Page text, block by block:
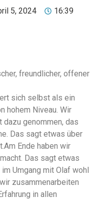
5, 2024
16:39
freundlicher, offener
sich selbst als ein
hohem Niveau. Wir
dazu genommen, das
Das sagt etwas über
Ende haben wir
Das sagt etwas
Umgang mit Olaf wohl
zusammenarbeiten
in allen